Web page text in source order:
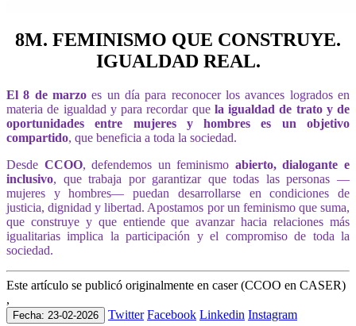
8M. FEMINISMO QUE CONSTRUYE.
IGUALDAD REAL.
El 8 de marzo es un día para reconocer los avances logrados en
materia de igualdad y para recordar que la igualdad de trato y de
oportunidades entre mujeres y hombres es un objetivo
compartido, que beneficia a toda la sociedad.
Desde CCOO, defendemos un feminismo abierto, dialogante e
inclusivo, que trabaja por garantizar que todas las personas —
mujeres y hombres— puedan desarrollarse en condiciones de
justicia, dignidad y libertad. Apostamos por un feminismo que suma,
que construye y que entiende que avanzar hacia relaciones más
igualitarias implica la participación y el compromiso de toda la
sociedad.
Este artículo se publicó originalmente en caser (CCOO en CASER)
,
Fecha: 23-02-2026 Twitter Facebook Linkedin Instagram